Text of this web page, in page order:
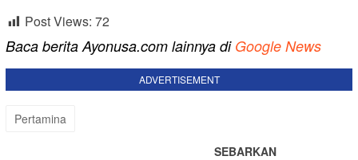
Post Views: 72
Baca berita Ayonusa.com lainnya di Google News
ADVERTISEMENT
Pertamina
SEBARKAN